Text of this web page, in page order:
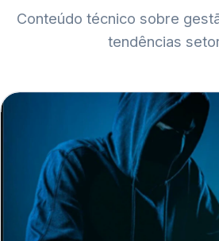
Conteúdo técnico sobre
tendências